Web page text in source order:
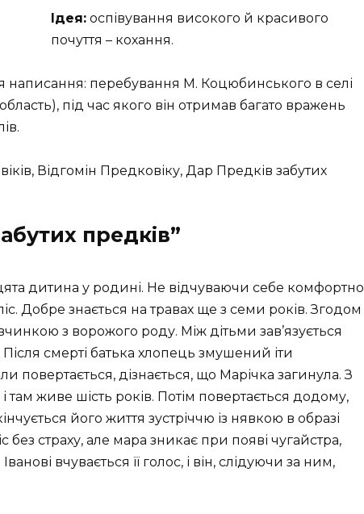
Ідея: оспівування високого й красивого
почуття – кохання.
написання: перебування М. Коцюбинського в селі
під час якого він отримав багато вражень
Відгомін Предковіку, Дар Предків забутих
предків”
дитина у родині. Не відчуваючи себе комфортно
Добре знається на травах ще з семи років. Згодом
з ворожого роду. Між дітьми зав’язується
смерті батька хлопець змушений іти
повертається, дізнається, що Марічка загинула. З
там живе шість років. Потім повертається додому,
його життя зустріччю із нявкою в образі
без страху, але мара зникає при появі чугайстра,
вчувається її голос, і він, слідуючи за ним,